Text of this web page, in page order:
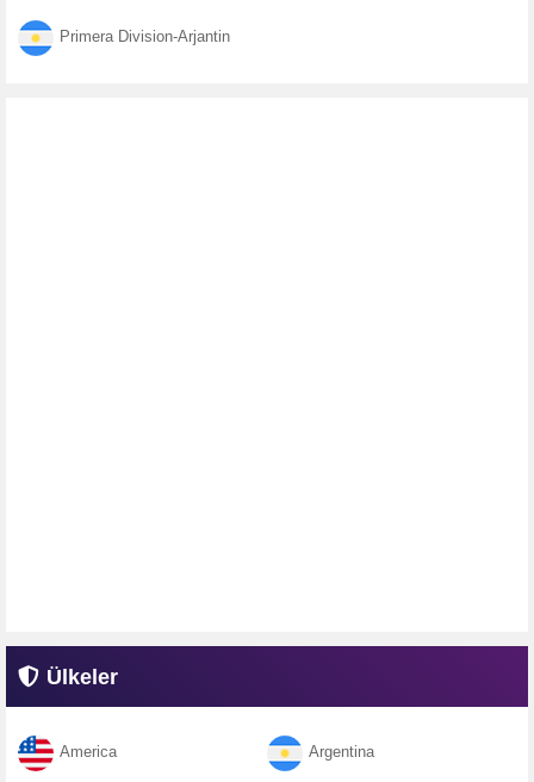
Primera Division-Arjantin
Ülkeler
America Argentina